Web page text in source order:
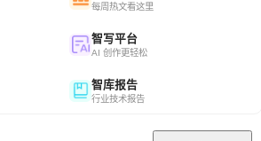
每周热文看这里
智写平台
AI 创作更轻松
智库报告
行业技术报告